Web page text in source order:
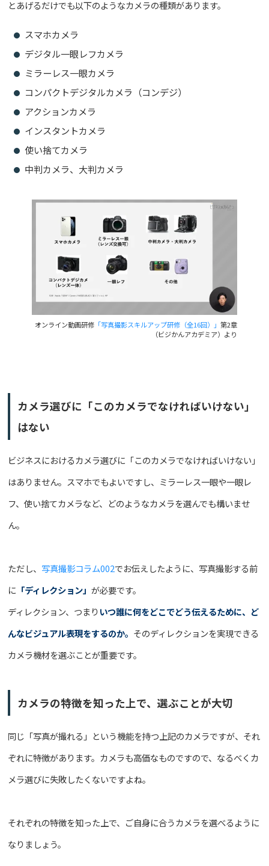
とあげるだけでも以下のようなカメラの種類があります。
スマホカメラ
デジタル一眼レフカメラ
ミラーレス一眼カメラ
コンパクトデジタルカメラ（コンデジ）
アクションカメラ
インスタントカメラ
使い捨てカメラ
中判カメラ、大判カメラ
オンライン動画研修「写真撮影スキルアップ研修（全16回）」 第2章
（ビジかんアカデミア）より
カメラ選びに「このカメラでなければいけない」
はない
ビジネスにおけるカメラ選びに「このカメラでなければいけない」
はありません。スマホでもよいですし、ミラーレス一眼や一眼レ
フ、使い捨てカメラなど、どのようなカメラを選んでも構いませ
ん。
ただし、 写真撮影コラム002でお伝えしたように、写真撮影する前
に 「ディレクション」が必要です。
ディレクション、つまりいつ誰に何をどこでどう伝えるために、ど
んなビジュアル表現をするのか。 そのディレクションを実現できる
カメラ機材を選ぶことが重要です。
カメラの特徴を知った上で、選ぶことが大切
同じ「写真が撮れる」という機能を持つ上記のカメラですが、それ
ぞれに特徴があります。カメラも高価なものですので、なるべくカ
メラ選びに失敗したくないですよね。
それぞれの特徴を知った上で、ご自身に合うカメラを選べるように
なりましょう。